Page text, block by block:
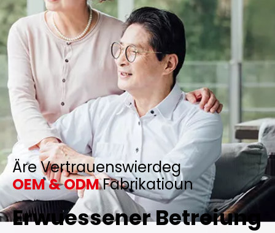
Äre Vertrauenswierdeg
OEM & ODMFabrikatioun
Erwuessener Betreiung